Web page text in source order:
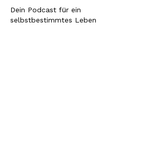
Dein Podcast für ein
selbstbestimmtes Leben